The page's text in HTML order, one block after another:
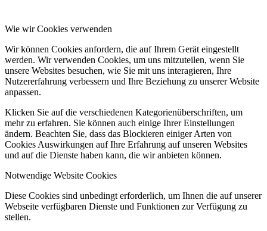
Wie wir Cookies verwenden
Wir können Cookies anfordern, die auf Ihrem Gerät eingestellt
werden. Wir verwenden Cookies, um uns mitzuteilen, wenn Sie
unsere Websites besuchen, wie Sie mit uns interagieren, Ihre
Nutzererfahrung verbessern und Ihre Beziehung zu unserer Website
anpassen.
Klicken Sie auf die verschiedenen Kategorienüberschriften, um
mehr zu erfahren. Sie können auch einige Ihrer Einstellungen
ändern. Beachten Sie, dass das Blockieren einiger Arten von
Cookies Auswirkungen auf Ihre Erfahrung auf unseren Websites
und auf die Dienste haben kann, die wir anbieten können.
Notwendige Website Cookies
Diese Cookies sind unbedingt erforderlich, um Ihnen die auf unserer
Webseite verfügbaren Dienste und Funktionen zur Verfügung zu
stellen.